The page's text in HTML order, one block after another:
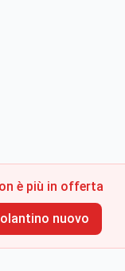
è più in offerta
nuovo